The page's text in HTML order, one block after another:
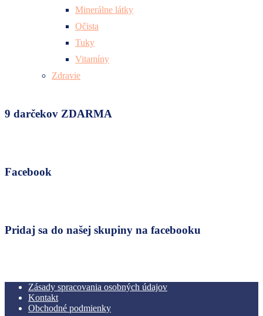
Minerálne látky
Očista
Tuky
Vitamíny
Zdravie
9 darčekov ZDARMA
Facebook
Pridaj sa do našej skupiny na facebooku
Zásady spracovania osobných údajov
Kontakt
Obchodné podmienky